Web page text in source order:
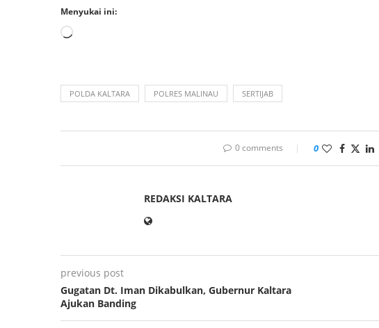
Menyukai ini:
POLDA KALTARA POLRES MALINAU SERTIJAB
0 comments 0
REDAKSI KALTARA
previous post
Gugatan Dt. Iman Dikabulkan, Gubernur Kaltara
Ajukan Banding